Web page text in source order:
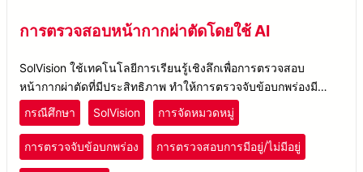
การตรวจสอบหน้ากากผ่าตัดโดยใช้ AI
SolVision ใช้เทคโนโลยีการเรียนรู้เชิงลึกเพื่อการตรวจสอบ
หน้ากากผ่าตัดที่มีประสิทธิภาพ ทำให้การตรวจจับข้อบกพร่องมี
ความแม่นยำและการควบคุมคุณภาพดีขึ้น
กรณีศึกษา SolVision การจัดหมวดหมู่
การตรวจจับข้อบกพร่อง การตรวจสอบการมีอยู่/ไม่มีอยู่